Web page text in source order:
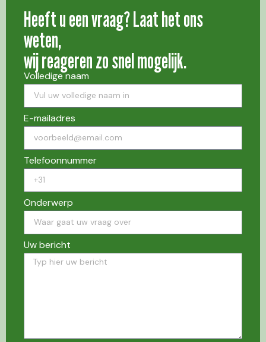
Heeft u een vraag? Laat het ons
weten,
wij reageren zo snel mogelijk.
Volledige naam
E-mailadres
Telefoonnummer
Onderwerp
Uw bericht